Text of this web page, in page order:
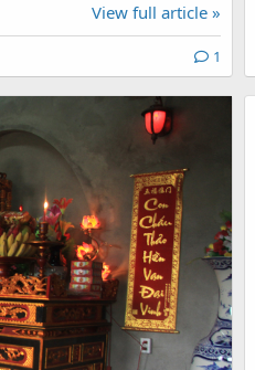
View full article »
1